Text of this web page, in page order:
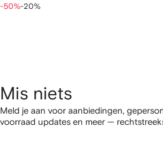
-50%-20%
Mis niets
Meld je aan voor aanbiedingen,
voorraad updates en meer —